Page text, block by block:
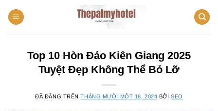
đến
Top 10 Hòn Đảo Kiên Giang 2025
Tuyệt Đẹp Không Thể Bỏ Lỡ
ĐÃ ĐĂNG TRÊNTHÁNG MƯỜI MỘT 18, 2024 BỞISEO